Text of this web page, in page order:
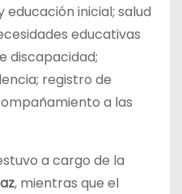
inicial; salud
educativas
discapacidad;
registro de
a las
a cargo de la
, mientras que el